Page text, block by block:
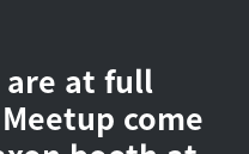
at full
come